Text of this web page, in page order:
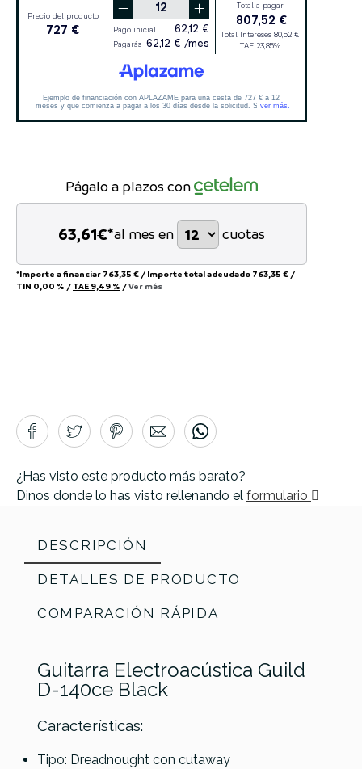
Págalo a plazos con
63,61€*al mes en cuotas
*Importe a financiar 763,35 € / Importe total adeudado 763,35 € /
TIN 0,00 % / TAE 9,49 % /Ver más
¿Has visto este producto más barato?
Dinos donde lo has visto rellenando el formulario
DESCRIPCIÓN
DETALLES DE PRODUCTO
COMPARACIÓN RÁPIDA
Guitarra Electroacústica Guild
D-140ce Black
Características:
Tipo: Dreadnought con cutaway